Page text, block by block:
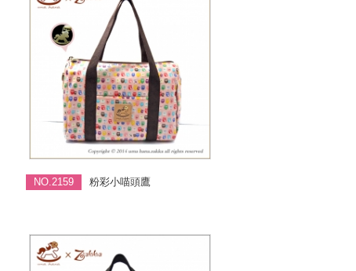
NO.2159 粉彩小喵頭鷹